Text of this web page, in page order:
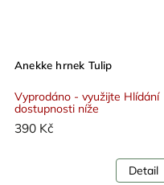
Anekke hrnek Tulip
Vyprodáno - využijte Hlídání
dostupnosti níže
390 Kč
Detail